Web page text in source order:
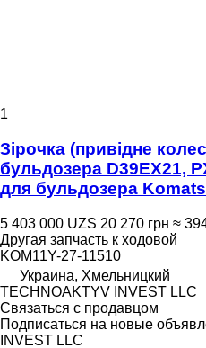
1
Зірочка (привідне
бульдозера D39EX21,
для бульдозера
5 403 000 UZS 20 270 грн ≈
Другая запчасть к ходовой
KOM11Y-27-11510
Украина, Хмельницкий
TECHNOAKTYV INVEST LLC
Связаться с продавцом
Подписаться на новые
INVEST LLC